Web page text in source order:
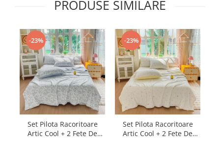
PRODUSE SIMILARE
-23%
Set Pilota Racoritoare
Artic Cool + 2 Fete De
-23%
Set Pilota Racoritoare
Artic Cool + 2 Fete De